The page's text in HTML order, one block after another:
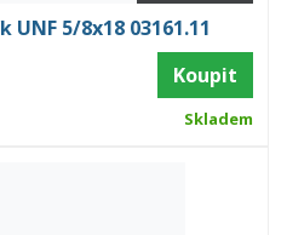
UNF 5/8x18 03161.11
Koupit
Skladem